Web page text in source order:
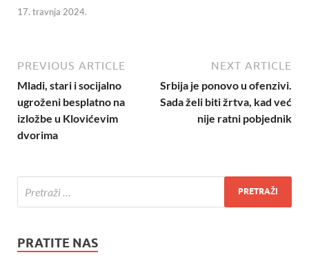
17. travnja 2024.
PREVIOUS ARTICLE
Mladi, stari i socijalno
ugroženi besplatno na
izložbe u Klovićevim
dvorima
NEXT ARTICLE
Srbija je ponovo u ofenzivi.
Sada želi biti žrtva, kad već
nije ratni pobjednik
PRATITE NAS